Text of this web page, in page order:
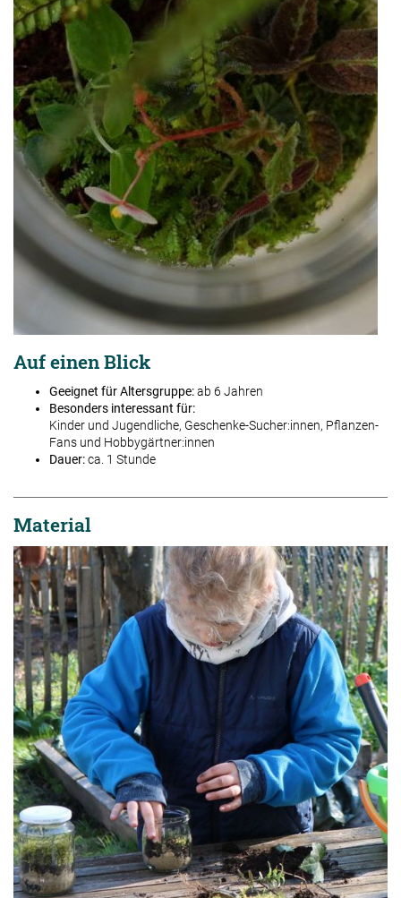
Auf einen Blick
Geeignet für Altersgruppe:ab 6 Jahren
Besonders interessant für:
Kinder und Jugendliche, Geschenke-Sucher:innen, Pflanzen-
Fans und Hobbygärtner:innen
Dauer:ca. 1 Stunde
Material